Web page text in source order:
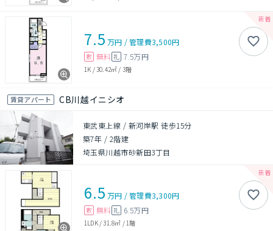
7.5 万円 /管理費3,500円
敷 無料 礼 7.5万円
1K /30.42㎡ / 3階
賃貸アパート CB川越イニシオ
東武東上線 / 新河岸駅 徒歩15分
築7年 / 2階建
埼玉県川越市砂新田3丁目
6.5 万円 /管理費3,300円
敷 無料 礼 6.5万円
1LDK/31.8㎡ / 1階